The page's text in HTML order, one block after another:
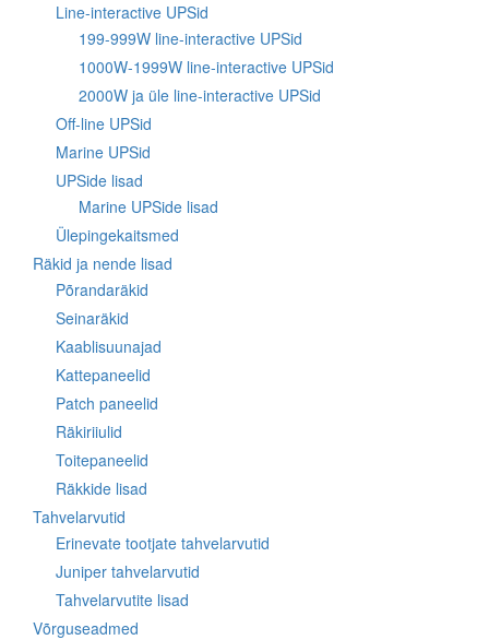
Line-interactive UPSid
199-999W line-interactive UPSid
1000W-1999W line-interactive UPSid
2000W ja üle line-interactive UPSid
Off-line UPSid
Marine UPSid
UPSide lisad
Marine UPSide lisad
Ülepingekaitsmed
Räkid ja nende lisad
Põrandaräkid
Seinaräkid
Kaablisuunajad
Kattepaneelid
Patch paneelid
Räkiriiulid
Toitepaneelid
Räkkide lisad
Tahvelarvutid
Erinevate tootjate tahvelarvutid
Juniper tahvelarvutid
Tahvelarvutite lisad
Võrguseadmed